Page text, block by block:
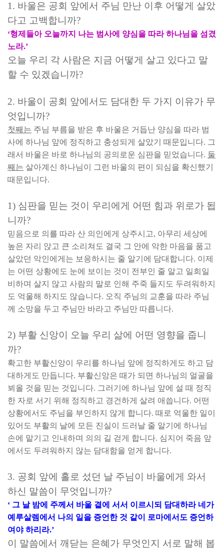
1. 바울은 공회 앞에서 주님 만난 이후 어떻게 살았
다고 고백합니까?
‘형제들아 오늘까지 나는 범사에 양심을 따라 하나님을 섬겼
노라.’
오늘 우리 각 사람은 지금 어떻게 살고 있다고 말
할 수 있겠습니까?
2. 바울이 공회 앞에서도 담대한 두 가지 이유가 무
엇입니까?
첫째는 주님 부름을 받은 후 바울은 거듭난 양심을 따라 범
사에 하나님 앞에 정직하고 충성되게 살았기 때문입니다. 그
래서 바울은 바로 하나님의 공의로운 심판을 믿었습니다. 둘
째는 살아계신 하나님이 그런 바울의 편이 되심을 확신했기
때문입니다.
1) 심판을 믿는 것이 우리에게 어떤 힘과 위로가 됩
니까?
믿음으로 의를 따라 산 의인에게 상주시고, 아무리 세상에
높은 자리 앉고 큰 소리쳐도 결국 그 안에 악한 마음을 품고
살았던 악인에게는 보응하시는 줄 알기에 담대합니다. 이제
는 어떤 상황에도 눈에 보이는 것이 전부인 줄 알고 일희일
비하며 살지 않고 사람의 말로 인해 주죽 들지도 두려워하지
도 억울해 하지도 않습니다. 오직 주님의 교훈을 따라 주님
께 소망을 두고 주님만 바라고 주님만 따릅니다.
2) 부활 신앙이 오늘 우리 삶에 어떤 영향을 줍니
까?
확고한 부활신앙이 우리를 하나님 앞에 정직하게도 하고 담
대하게도 만듭니다. 부활신앙은 때가 되면 하나님의 얼굴을
뵈올 것을 믿는 것입니다. 그러기에 하나님 앞에 설 때 정직
한 자로 서기 위해 정직하고 경건하게 살려 애씁니다. 어떤
상황에서도 주님을 부인하지 않게 합니다. 때로 억울한 일이
있어도 부활의 날에 모든 진실이 드러날 줄 알기에 하나님
손에 맡기고 인내하며 의의 길 걷게 합니다. 심지어 죽음 앞
에서도 두려워하지 않는 담대함을 얻게 합니다.
3. 공회 앞에 홀로 섰던 날 주님이 바울에게 와서
하신 말씀이 무엇입니까?
‘ 그 날 밤에 주께서 바울 곁에 서서 이르시되 담대하라 네가
예루살렘에서 나의 일을 증언한 것 같이 로마에서도 증언하
여야 하리라.’
이 말씀에서 깨닫는 은혜가 무엇인지 서로 말해 봅